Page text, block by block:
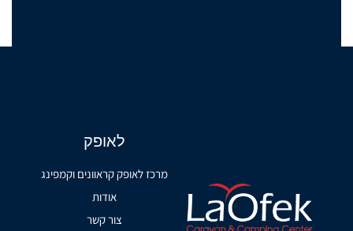
לאופק
מרכז לאופק קראוונים וקמפינג
אודות
צור קשר